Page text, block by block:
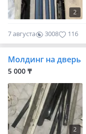
2
7 августа 3008 116
Молдинг на дверь
5 000 ₸
2